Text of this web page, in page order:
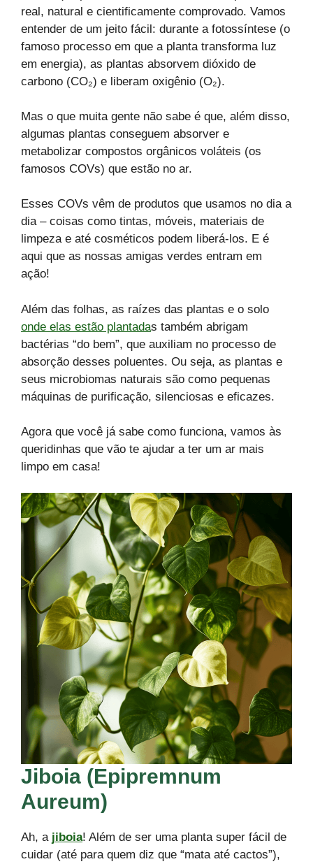
real, natural e cientificamente comprovado. Vamos
entender de um jeito fácil: durante a fotossíntese (o
famoso processo em que a planta transforma luz
em energia), as plantas absorvem dióxido de
carbono (CO₂) e liberam oxigênio (O₂).
Mas o que muita gente não sabe é que, além disso,
algumas plantas conseguem absorver e
metabolizar compostos orgânicos voláteis (os
famosos COVs) que estão no ar.
Esses COVs vêm de produtos que usamos no dia a
dia – coisas como tintas, móveis, materiais de
limpeza e até cosméticos podem liberá-los. E é
aqui que as nossas amigas verdes entram em
ação!
Além das folhas, as raízes das plantas e o solo
onde elas estão plantadas também abrigam
bactérias “do bem”, que auxiliam no processo de
absorção desses poluentes. Ou seja, as plantas e
seus microbiomas naturais são como pequenas
máquinas de purificação, silenciosas e eficazes.
Agora que você já sabe como funciona, vamos às
queridinhas que vão te ajudar a ter um ar mais
limpo em casa!
Jiboia (Epipremnum
Aureum)
Ah, a jiboia! Além de ser uma planta super fácil de
cuidar (até para quem diz que “mata até cactos”),